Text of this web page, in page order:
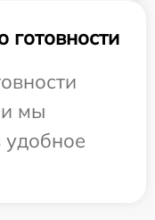
мы
удобное